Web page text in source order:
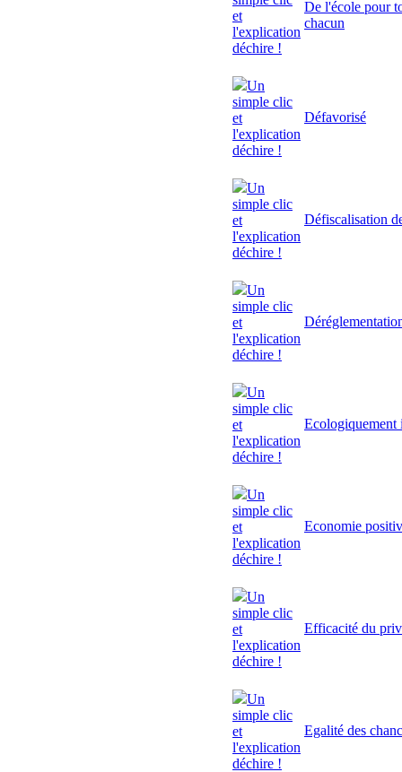
et
l'explication
déchire !
De l'école pour
chacun
Un
simple clic
et
l'explication
déchire !
Défavorisé
Un
simple clic
et
l'explication
déchire !
Défiscalisation
Un
simple clic
et
l'explication
déchire !
Un
simple clic
et
l'explication
déchire !
Ecologiquement
Un
simple clic
et
l'explication
déchire !
Economie
Un
simple clic
et
l'explication
déchire !
Efficacité du
Un
simple clic
et
l'explication
déchire !
Egalité des